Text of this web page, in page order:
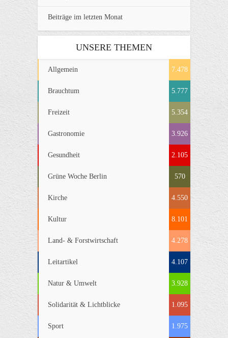
Beiträge im letzten Monat
UNSERE THEMEN
Allgemein 7.478
Brauchtum 5.777
Freizeit 5.354
Gastronomie 3.926
Gesundheit 2.105
Grüne Woche Berlin 570
Kirche 4.550
Kultur 8.101
Land- & Forstwirtschaft 4.278
Leitartikel 4.107
Natur & Umwelt 3.928
Solidarität & Lichtblicke 1.095
Sport 1.975